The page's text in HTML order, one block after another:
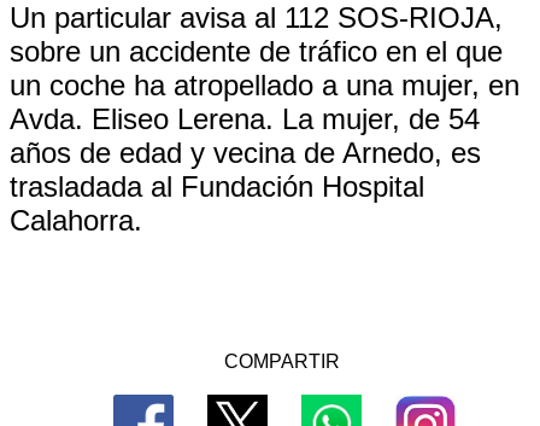
Un particular avisa al 112 SOS-RIOJA,
sobre un accidente de tráfico en el que
un coche ha atropellado a una mujer, en
Avda. Eliseo Lerena. La mujer, de 54
años de edad y vecina de Arnedo, es
trasladada al Fundación Hospital
Calahorra.
COMPARTIR